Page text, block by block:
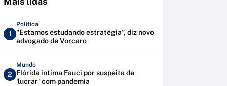
1
Política
"Estamos estudando estratégia”, diz novo
advogado de Vorcaro
2
Mundo
Flórida intima Fauci por suspeita de
'lucrar' com pandemia